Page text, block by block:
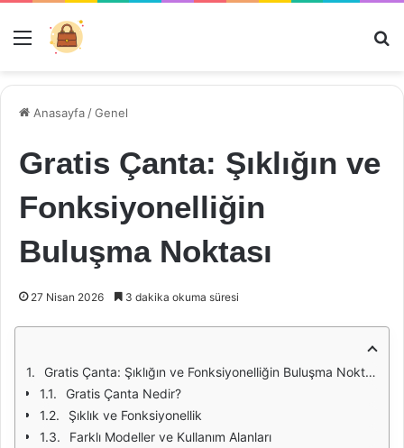
Menü
Anasayfa /Genel
Gratis Çanta: Şıklığın ve
Fonksiyonelliğin
Buluşma Noktası
27 Nisan 2026 3 dakika okuma süresi
Gratis Çanta: Şıklığın ve Fonksiyonelliğin Buluşma Noktası
Gratis Çanta Nedir?
Şıklık ve Fonksiyonellik
Farklı Modeller ve Kullanım Alanları